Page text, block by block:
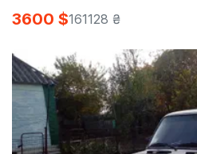
3600 $161128 ₴